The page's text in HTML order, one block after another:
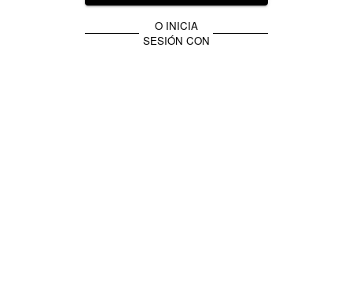
O INICIA
SESIÓN CON